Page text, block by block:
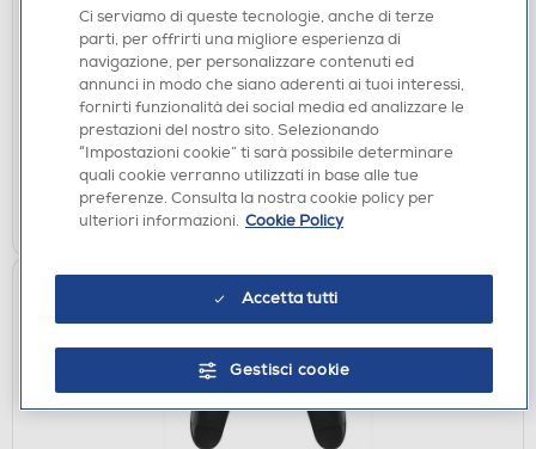
GIOCHI PC
KOCH MEDIA - LIFE IS STRANGE: TRUE COLORS
€ 39,90
Acquisto online:disponibile
Ritiro in negozio: non disponibile
AGGIUNGI
Ci serviamo di queste tecnologie, anche di terze
parti, per offrirti una migliore esperienza di
navigazione, per personalizzare contenuti ed
annunci in modo che siano aderenti ai tuoi interessi,
fornirti funzionalità dei social media ed analizzare le
prestazioni del nostro sito. Selezionando
“Impostazioni cookie” ti sarà possibile determinare
quali cookie verranno utilizzati in base alle tue
preferenze. Consulta la nostra cookie policy per
ulteriori informazioni. Cookie Policy
Accetta tutti
Gestisci cookie